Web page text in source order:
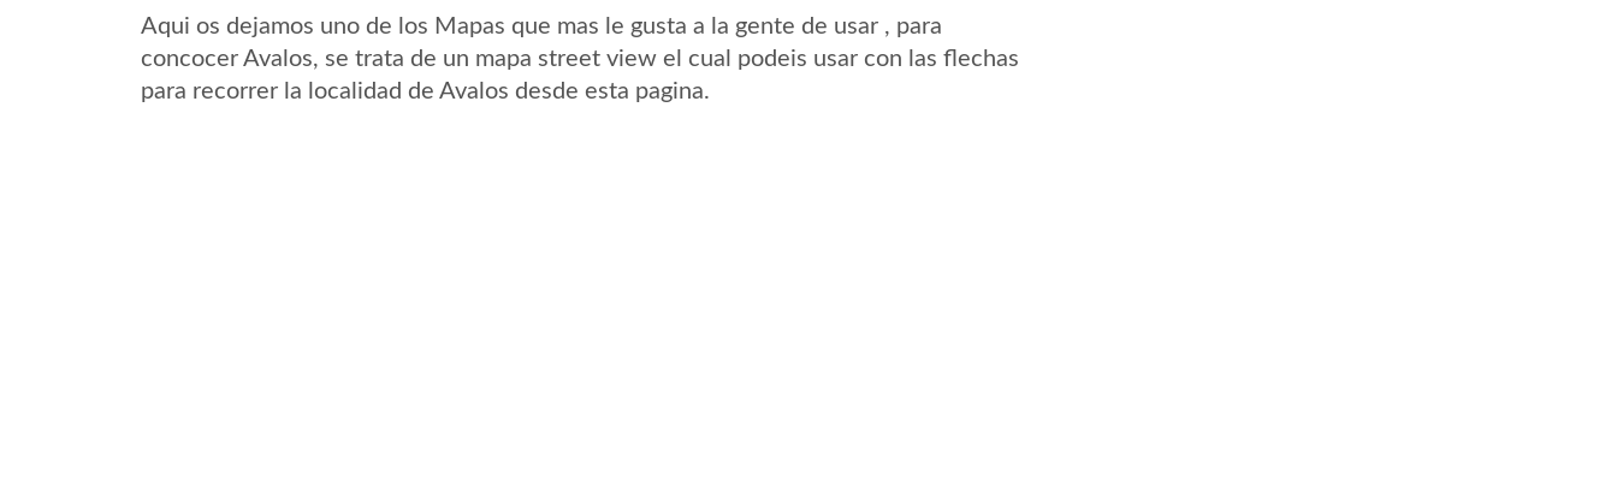
Aqui os dejamos uno de los Mapas que mas le gusta a la gente de usar , para
concocer Avalos, se trata de un mapa street view el cual podeis usar con las flechas
para recorrer la localidad de Avalos desde esta pagina.